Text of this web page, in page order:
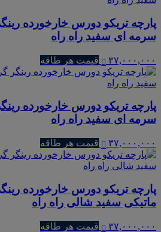
پارچه تریکو دورس خارخورده
سرمه ای سفید راه راه
۳۷,۰۰۰,۰۰۰ قیمت هر طاقه
پارچه تریکو دورس خارخورده
سرمه ای سفید راه راه
۳۷,۰۰۰,۰۰۰ قیمت هر طاقه
پارچه تریکو دورس خارخورده
ماتیکی سفید شالی راه راه
۳۷,۰۰۰,۰۰۰ قیمت هر طاقه